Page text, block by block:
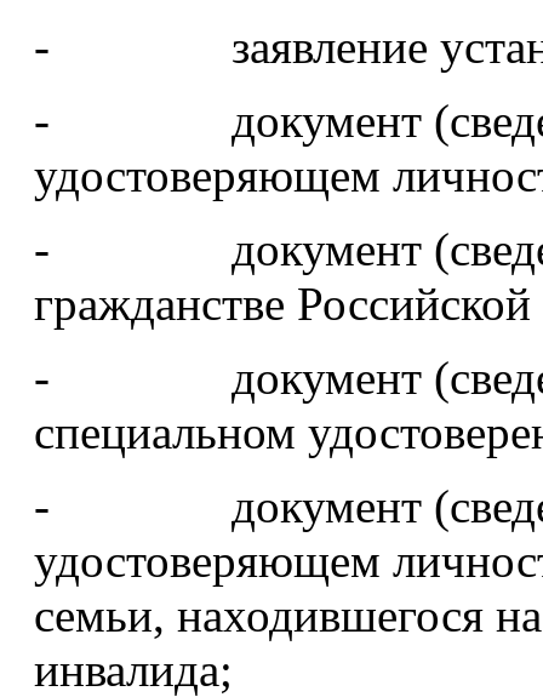
- заявление
- документ
удостоверяющем
- документ
гражданстве
- документ
специальном
- документ
удостоверяющем
семьи, находившегося
инвалида;